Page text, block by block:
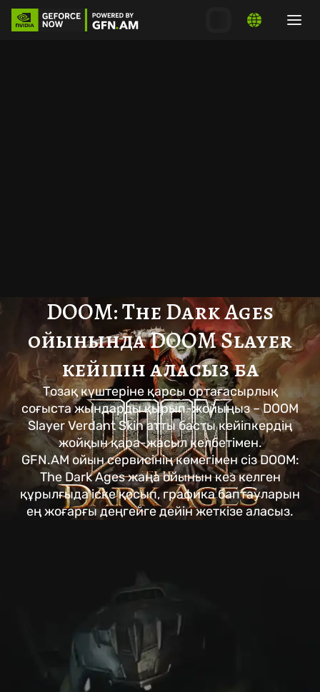
DOOM: The Dark Ages
ойынында DOOM Slayer
кейіпін аласыз ба
Тозақ күштеріне қарсы ортағасырлық
соғыста жындарды қырып-жойыңыз – DOOM
Slayer Verdant Skin атты басты кейіпкердің
жойқын қара-жасыл келбетімен.
GFN.AM ойын сервисінің көмегімен сіз DOOM:
The Dark Ages жаңа ойынын кез келген
құрылғыда іске қосып, графика баптауларын
ең жоғарғы деңгейге дейін жеткізе аласыз.